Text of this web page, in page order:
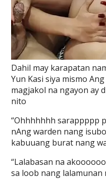
Dahil may karapatan
Yun Kasi siya mismo
magjakol na ngayon ay
nito
“Ohhhhhhh sarappppp
nAng warden nang
kabuuang burat nang
“Lalabasan na
sa loob nang lalamunan